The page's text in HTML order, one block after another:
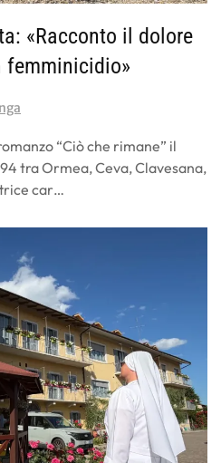
«Racconto il dolore
femminicidio»
“Ciò che rimane” il
tra Ormea, Ceva, Clavesana,
car…